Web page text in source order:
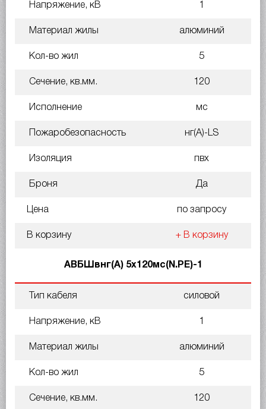
Напряжение, кВ 1
Материал жилы алюминий
Кол-во жил 5
Сечение, кв.мм. 120
Исполнение мс
Пожаробезопасность нг(A)-LS
Изоляция пвх
Броня Да
Цена по запросу
В корзину + В корзину
АВБШвнг(А) 5х120мс(N.PE)-1
Тип кабеля силовой
Напряжение, кВ 1
Материал жилы алюминий
Кол-во жил 5
Сечение, кв.мм. 120